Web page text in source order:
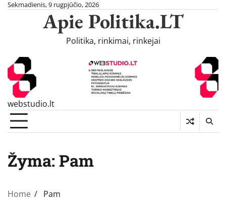
SkipSekmadienis, 9 rugpjūčio, 2026
Apie Politika.LT
Politika, rinkimai, rinkejai
webstudio.lt
Žyma: Pam
Home Pam